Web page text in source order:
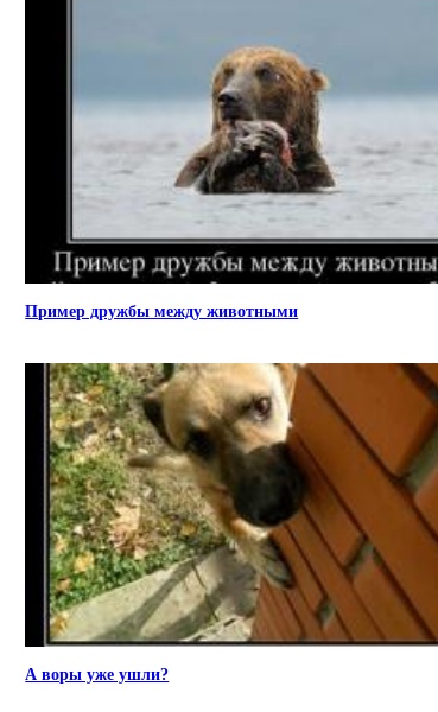
Пример дружбы между животными
А воры уже ушли?